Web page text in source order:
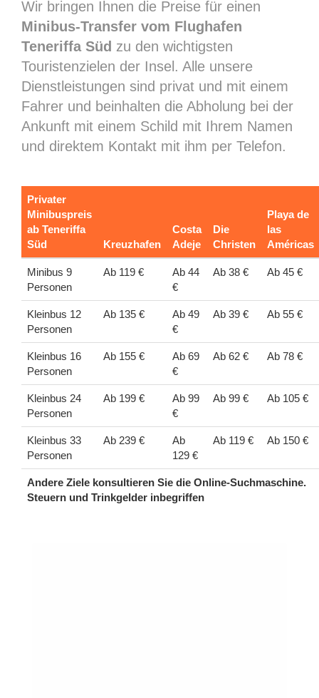
Wir bringen Ihnen die Preise für einen
Minibus-Transfer vom Flughafen
Teneriffa Süd zu den wichtigsten
Touristenzielen der Insel. Alle unsere
Dienstleistungen sind privat und mit einem
Fahrer und beinhalten die Abholung bei der
Ankunft mit einem Schild mit Ihrem Namen
und direktem Kontakt mit ihm per Telefon.
Privater
Minibuspreis
ab Teneriffa
Süd
Kreuzhafen
Costa
Adeje
Die
Christen
Playa de
las
Américas
Minibus 9
Personen
Ab 119 €
Ab 44
€
Ab 38 € Ab 45 €
Kleinbus 12
Personen
Ab 135 €
Ab 49
€
Ab 39 € Ab 55 €
Kleinbus 16
Personen
Ab 155 €
Ab 69
€
Ab 62 € Ab 78 €
Kleinbus 24
Personen
Ab 199 €
Ab 99
€
Ab 99 € Ab 105 €
Kleinbus 33
Personen
Ab 239 €
Ab
129 €
Ab 119 € Ab 150 €
Andere Ziele konsultieren Sie die Online-Suchmaschine.
Steuern und Trinkgelder inbegriffen